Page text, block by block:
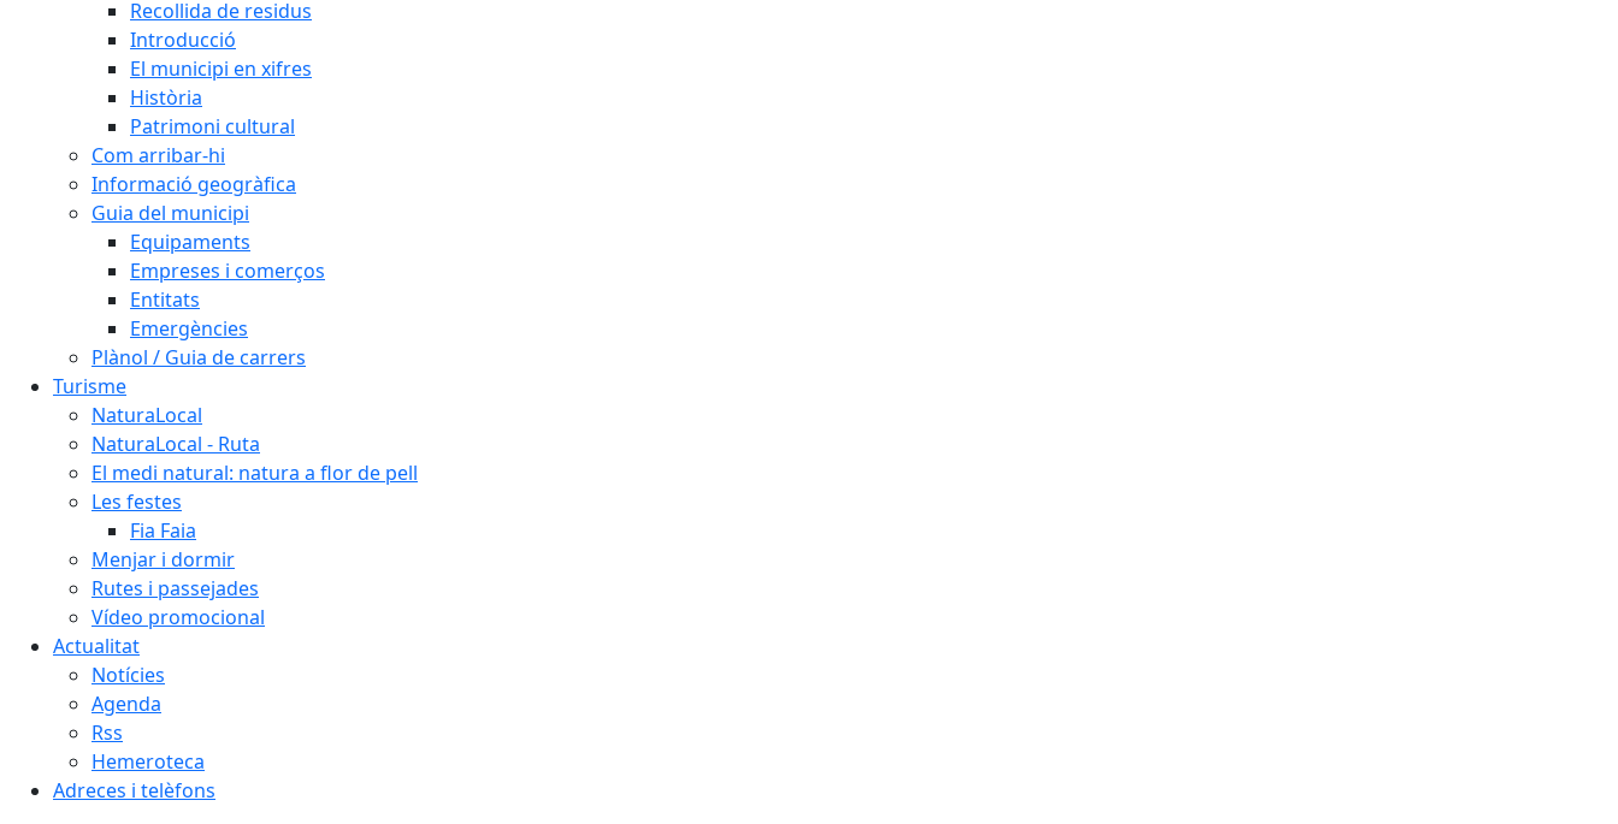
Recollida de residus
Introducció
El municipi en xifres
Història
Patrimoni cultural
Com arribar-hi
Informació geogràfica
Guia del municipi
Equipaments
Empreses i comerços
Entitats
Emergències
Plànol / Guia de carrers
Turisme
NaturaLocal
NaturaLocal - Ruta
El medi natural: natura a flor de pell
Les festes
Fia Faia
Menjar i dormir
Rutes i passejades
Vídeo promocional
Actualitat
Notícies
Agenda
Rss
Hemeroteca
Adreces i telèfons